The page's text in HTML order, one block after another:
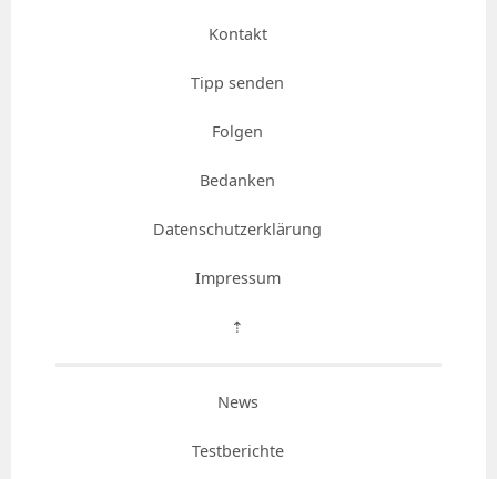
Kontakt
Tipp senden
Folgen
Bedanken
Datenschutzerklärung
Impressum
⇡
News
Testberichte